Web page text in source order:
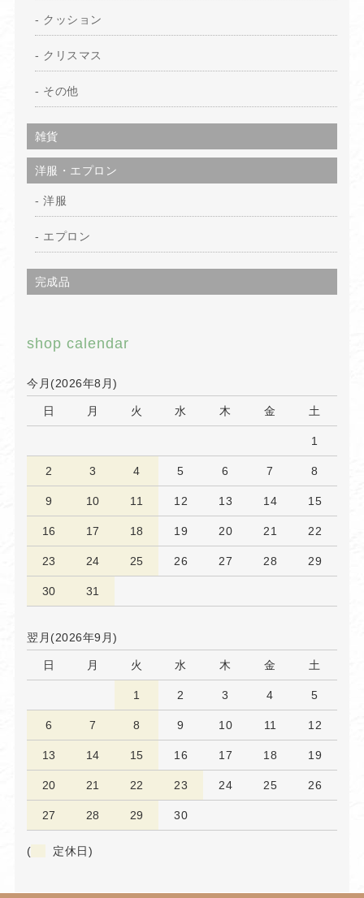
クッション
クリスマス
その他
雑貨
洋服・エプロン
洋服
エプロン
完成品
shop calendar
今月(2026年8月)
日 月 火 水 木 金 土
1
2 3 4 5 6 7 8
9 10 11 12 13 14 15
16 17 18 19 20 21 22
23 24 25 26 27 28 29
30 31
翌月(2026年9月)
日 月 火 水 木 金 土
1 2 3 4 5
6 7 8 9 10 11 12
13 14 15 16 17 18 19
20 21 22 23 24 25 26
27 28 29 30
( 定休日)